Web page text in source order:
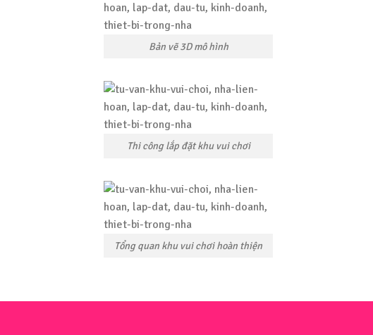
Bản vẽ 3D mô hình
Thi công lắp đặt khu vui chơi
Tổng quan khu vui chơi hoàn thiện